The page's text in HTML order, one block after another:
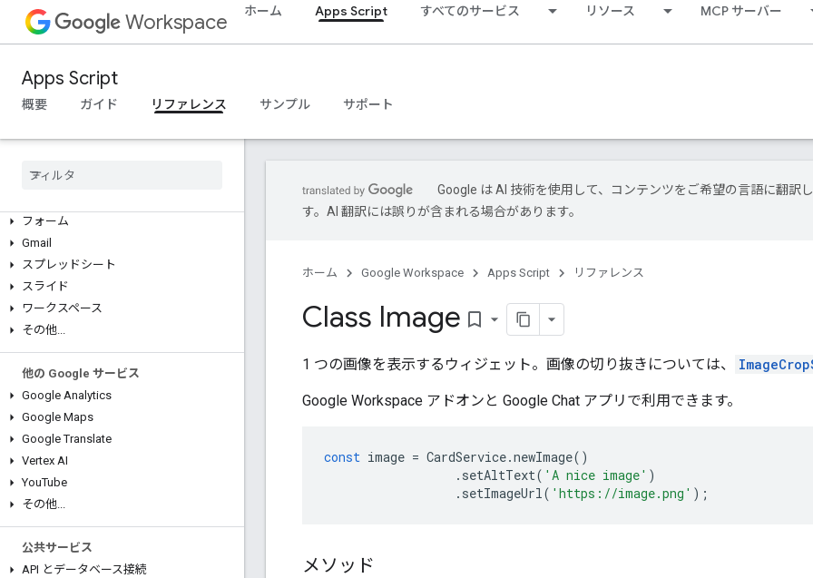
Workspace ホーム Apps Script すべてのサービス リソース MCP サーバー
Apps Script
概要 ガイド リファレンス サンプル サポート
概要
Google Workspace サービス
管理コンソール
ドキュメント
フォーム
Gmail
スプレッドシート
スライド
ワークスペース
その他...
他の Google サービス
Google Analytics
Google Maps
Google Translate
Vertex AI
YouTube
その他...
公共サービス
API とデータベース接続
Google は AI 技術を使用して、コンテンツをご希望の言語に翻訳
す。AI 翻訳には誤りが含まれる場合があります。
ホーム Google Workspace Apps Script リファレンス
Class Image bookmark_border
1 つの画像を表示するウィジェット。画像の切り抜きについては、
Google Workspace アドオンと Google Chat アプリで利用できます。
const image = CardService.newImage()
. setAltText( 'A nice image' )
. setImageUrl( 'https://image.png' );
メソッド